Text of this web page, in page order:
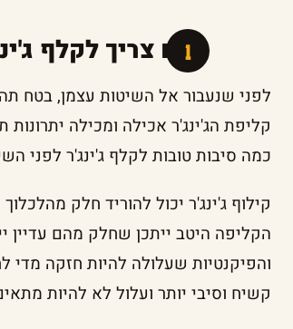
האם צריך לקלף
לפני שנעבור אל השיטות עצמן, בטח
קליפת הג'ינג'ר אכילה ומכילה יתרונות
כמה סיבות טובות לקלף ג'ינג'ר לפני
קילוף ג'ינג'ר יכול להוריד חלק
הקליפה היטב ייתכן שחלק מהם עדיין
והפיקנטיות שעלולה להיות חזקה
קשיח וסיבי יותר ועלול לא להיות